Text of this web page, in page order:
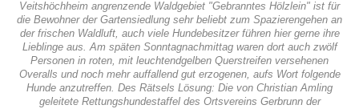
Veitshöchheim angrenzende Waldgebiet "Gebranntes Hölzlein" ist für
die Bewohner der Gartensiedlung sehr beliebt zum Spazierengehen an
der frischen Waldluft, auch viele Hundebesitzer führen hier gerne ihre
Lieblinge aus. Am späten Sonntagnachmittag waren dort auch zwölf
Personen in roten, mit leuchtendgelben Querstreifen versehenen
Overalls und noch mehr auffallend gut erzogenen, aufs Wort folgende
Hunde anzutreffen. Des Rätsels Lösung: Die von Christian Amling
geleitete Rettungshundestaffel des Ortsvereins Gerbrunn der